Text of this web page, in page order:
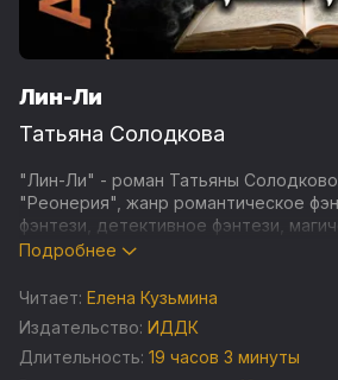
Лин-Ли
Татьяна Солодкова
"Лин-Ли" - роман Татьяны
"Реонерия", жанр романтическое
фэнтези, детективное фэнтези,
мечтает работать в столичном
людей. Но конфликт с наставником
академии разрушил все планы, и
захолустном городке Прибрежье. А
Подробнее
Читает: Елена Кузьмина
Издательство: ИДДК
Длительность: 19 часов 3 минуты